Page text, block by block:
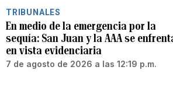
TRIBUNALES
En medio de la emergencia por la
sequía: San Juan y la AAA se
en vista evidenciaria
7 de agosto de 2026 a las 12:19 p.m.